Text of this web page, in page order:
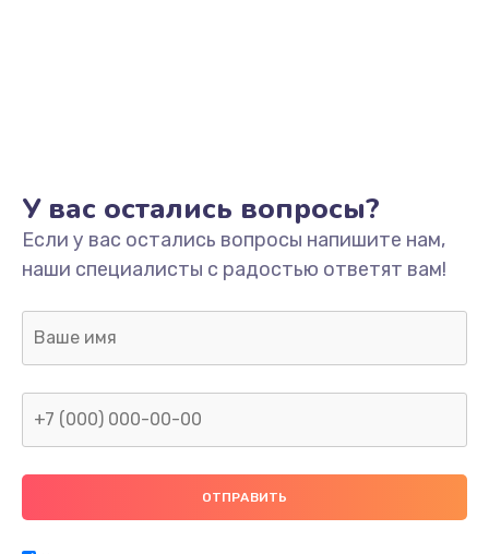
Замена процессора
1800 руб.
Замена системы охлаждения
1600 руб.
Замена термопасты
У вас остались вопросы?
Если у вас остались вопросы напишите нам,
наши специалисты с радостью ответят вам!